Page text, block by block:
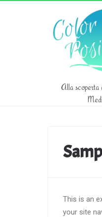
Alla scoperta
This is an
your site